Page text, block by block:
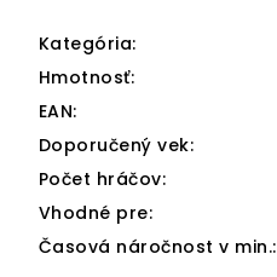
Kategória:
Hmotnosť:
EAN:
Doporučený vek:
Počet hráčov:
Vhodné pre:
Časová náročnost v min.: